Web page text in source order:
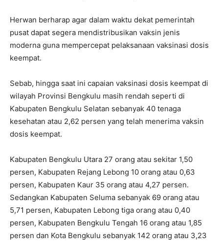
Herwan berharap agar dalam waktu dekat pemerintah
pusat dapat segera mendistribusikan vaksin jenis
moderna guna mempercepat pelaksanaan vaksinasi dosis
keempat.
Sebab, hingga saat ini capaian vaksinasi dosis keempat di
wilayah Provinsi Bengkulu masih rendah seperti di
Kabupaten Bengkulu Selatan sebanyak 40 tenaga
kesehatan atau 2,62 persen yang telah menerima vaksin
dosis keempat.
Kabupaten Bengkulu Utara 27 orang atau sekitar 1,50
persen, Kabupaten Rejang Lebong 10 orang atau 0,63
persen, Kabupaten Kaur 35 orang atau 4,27 persen.
Sedangkan Kabupaten Seluma sebanyak 69 orang atau
5,71 persen, Kabupaten Lebong tiga orang atau 0,40
persen, Kabupaten Bengkulu Tengah 16 orang atau 1,85
persen dan Kota Bengkulu sebanyak 142 orang atau 3,23